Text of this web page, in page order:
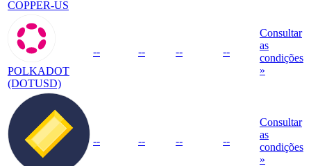
COPPER-US
POLKADOT
(DOTUSD)
-- -- -- --
Consultar
as
condições
»
-- -- -- --
Consultar
as
condições
»